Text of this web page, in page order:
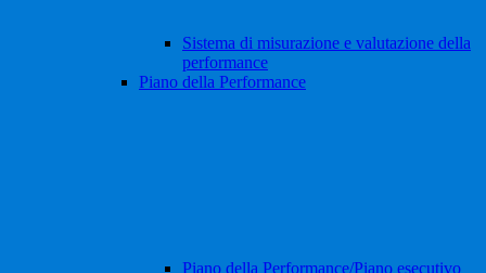
Sistema di misurazione e valutazione della
performance
Piano della Performance
Piano della Performance/Piano esecutivo